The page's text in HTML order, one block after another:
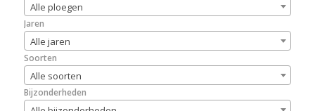
Alle ploegen
Jaren
Alle jaren
Soorten
Alle soorten
Bijzonderheden